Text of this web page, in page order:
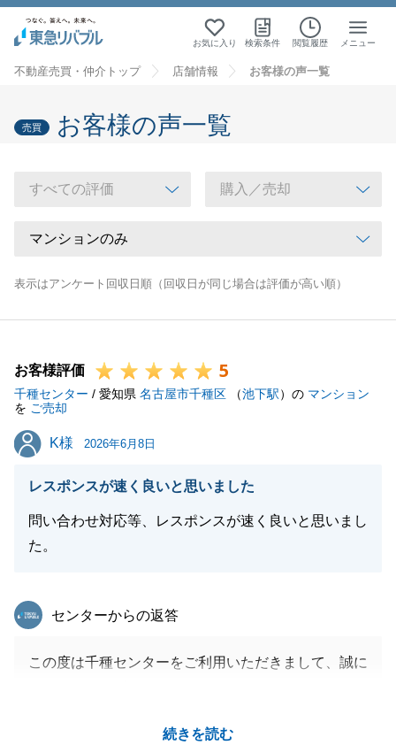
お気に入り 検索条件 閲覧履歴 メニュー
不動産売買・仲介トップ 店舗情報 お客様の声一覧
売買 お客様の声一覧
表示はアンケート回収日順（回収日が同じ場合は評価が高い順）
お客様評価 5
千種センター / 愛知県 名古屋市千種区 （池下駅）の マンション
を ご売却
K様
K様 2026年6月8日
レスポンスが速く良いと思いました
問い合わせ対応等、レスポンスが速く良いと思いまし
た。
続きを読む
東急リバブル
センターからの返答
この度は千種センターをご利用いただきまして、誠に
ありがとうございます。